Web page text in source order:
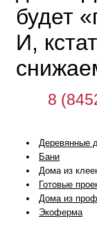
будет
И,
8
Деревянные
Бани
Дома из
Готовые
Дома из
Экоферма